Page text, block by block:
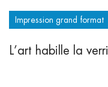
Impression grand format
L’art habille la